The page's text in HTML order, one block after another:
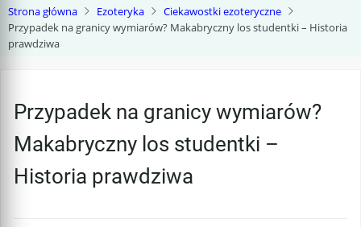
Strona główna Ezoteryka
Ciekawostki ezoteryczne
Przypadek na granicy wymiarów? Makabryczny los studentki – Historia
prawdziwa
Przypadek na granicy wymiarów?
Makabryczny los studentki –
Historia prawdziwa